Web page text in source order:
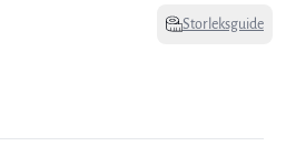
Storleksguide